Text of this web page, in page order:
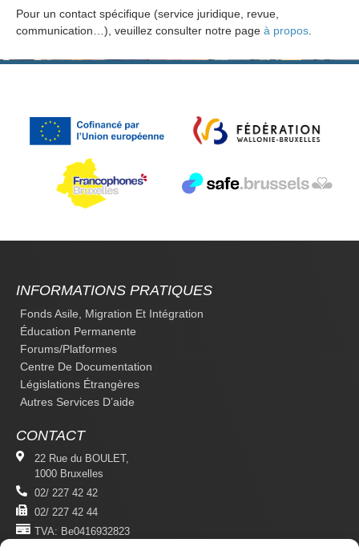
Pour un contact spécifique (service juridique, revue,
communication…), veuillez consulter notre page à propos.
INFORMATIONS PRATIQUES
Fonds Asile, Migration Et Intégration
Éducation Permanente
Forums/platformes
Centre De Documentation
Législations Étrangères
Autres Services D’aide
CONTACT
22 Rue du BOULET,
1000 Bruxelles
02/ 227 42 42
02/ 227 42 44
TVA: Be0416932823